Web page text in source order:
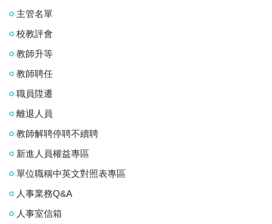
主管名單
校教評會
教師升等
教師聘任
職員陞遷
離退人員
教師解聘停聘不續聘
新進人員權益專區
單位職稱中英文對照表專區
人事業務Q&A
人事室信箱